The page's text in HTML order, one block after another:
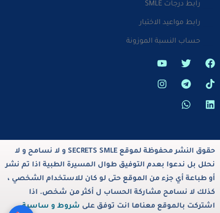
رابط درجات SMLE
رابط مواعيد الاختبار
حساب النسبة الموزونة
حقوق النشر محفوظة لموقع SECRETS SMLE و لا نسامح و لا
نحلل بل ندعوا بعدم التوفيق طوال المسيرة الطبية اذا تم نشر
أو طباعة أي جزء من الموقع حتى لو كان للاستخدام الشخصي ،
كذلك لا نسامح مشاركة الحساب ل أكثر من شخص. اذا
اشتركت بالموقع معناها انت توفق على شروط و ساسية